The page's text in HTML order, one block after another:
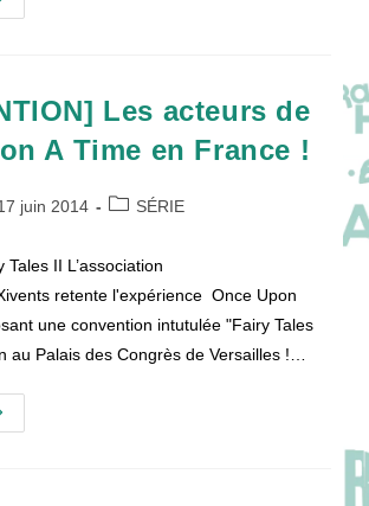
Les acteurs de
A Time en France !
juin 2014
PostSÉRIE
II L’association
retente l'expérience Once Upon
une convention intutulée "Fairy Tales
au Palais des Congrès de Versailles !…